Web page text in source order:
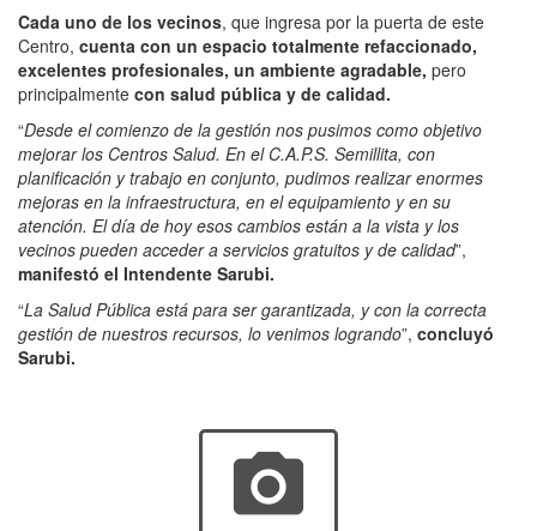
Cada uno de los vecinos, que ingresa por la puerta de este
Centro, cuenta con un espacio totalmente refaccionado,
excelentes profesionales, un ambiente agradable, pero
principalmente con salud pública y de calidad.
“Desde el comienzo de la gestión nos pusimos como objetivo
mejorar los Centros Salud. En el C.A.P.S. Semillita, con
planificación y trabajo en conjunto, pudimos realizar enormes
mejoras en la infraestructura, en el equipamiento y en su
atención. El día de hoy esos cambios están a la vista y los
vecinos pueden acceder a servicios gratuitos y de calidad”,
manifestó el Intendente Sarubi.
“La Salud Pública está para ser garantizada, y con la correcta
gestión de nuestros recursos, lo venimos logrando”, concluyó
Sarubi.
photo_camera